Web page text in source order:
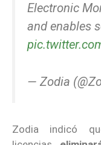
Electronic
and enables
— Zodia
Zodia indicó